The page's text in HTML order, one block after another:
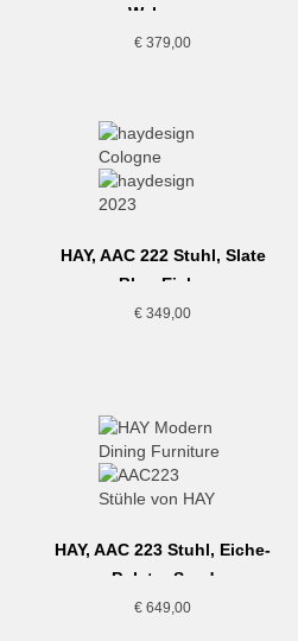
Walnuss
€ 379,00
HAY, AAC 222 Stuhl, Slate
Blue-Eiche
€ 349,00
HAY, AAC 223 Stuhl, Eiche-
Polster Sand
€ 649,00